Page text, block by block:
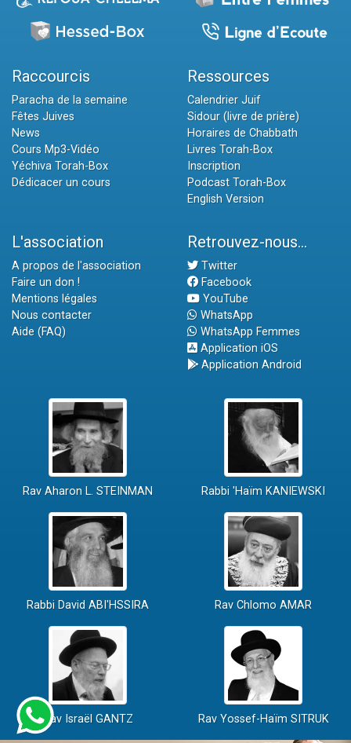
Raccourcis
Paracha de la semaine
Fêtes Juives
News
Cours Mp3-Vidéo
Yéchiva Torah-Box
Dédicacer un cours
Ressources
Calendrier Juif
Sidour (livre de prière)
Horaires de Chabbath
Livres Torah-Box
Inscription
Podcast Torah-Box
English Version
L'association
A propos de l'association
Faire un don !
Mentions légales
Nous contacter
Aide (FAQ)
Retrouvez-nous...
Twitter
Facebook
YouTube
WhatsApp
WhatsApp Femmes
Application iOS
Application Android
Rav Aharon L. STEINMAN Rabbi 'Haïm KANIEWSKI
Rabbi David ABI'HSSIRA Rav Chlomo AMAR
Rav Israël GANTZ Rav Yossef-Haïm SITRUK